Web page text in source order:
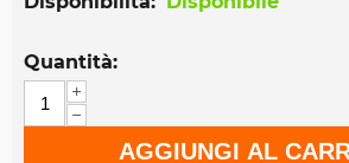
Quantità:
+
−
AGGIUNGI AL